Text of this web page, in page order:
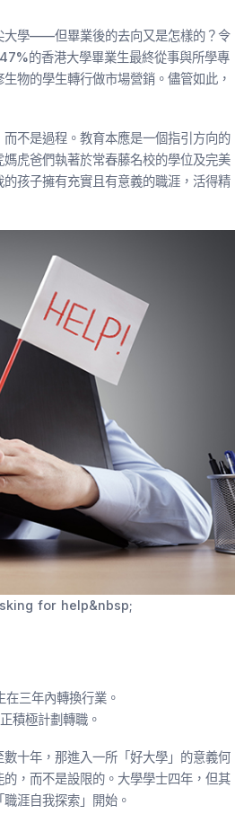
大學——但畢業後的去向又是怎樣的？令
的香港大學畢業生最終從事與所學專
物的學生轉行做市場營銷。儘管如此，
不是過程。教育本應是一個指引方向的
虎爸們執著於常春藤名校的學位及完美
孩子擁有充實且有意義的職涯，活得精
for help&nbsp;
三年內轉換行業。
積極計劃轉職。
十年，那進入一所「好大學」的意義何
，而不是設限的。大學學士四年，但其
涯自我探索」開始。